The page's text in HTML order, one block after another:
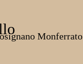
Monferrato